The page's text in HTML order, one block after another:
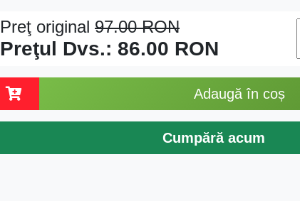
Preţ original 97.00RON
Preţul Dvs.: 86.00 RON
Adaugă în coș
Cumpără acum